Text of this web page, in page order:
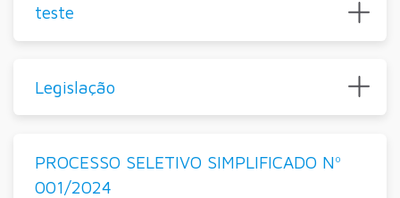
teste
Legislação
PROCESSO SELETIVO SIMPLIFICADO Nº
001/2024